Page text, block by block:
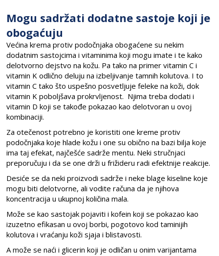
Mogu sadržati dodatne sastoje koji je
obogaćuju
Većina krema protiv podočnjaka obogaćene su nekim
dodatnim sastojcima i vitaminima koji mogu imate i te kako
delotvorno dejstvo na kožu. Pa tako na primer vitamin C i
vitamin K odlično deluju na izbeljivanje tamnih kolutova. I to
vitamin C tako što uspešno posvetljuje feleke na koži, dok
vitamin K poboljšava prokrvljenost. Njima treba dodati i
vitamin D koji se takođe pokazao kao delotvoran u ovoj
kombinaciji.
Za otečenost potrebno je koristiti one kreme protiv
podočnjaka koje hlade kožu i one su obično na bazi bilja koje
ima taj efekat, najčešće sadrže mentu. Neki stručnjaci
preporučuju i da se one drži u frižideru radi efektnije reakcije.
Desiće se da neki proizvodi sadrže i neke blage kiseline koje
mogu biti delotvorne, ali vodite računa da je njihova
koncentracija u ukupnoj količina mala.
Može se kao sastojak pojaviti i kofein koji se pokazao kao
izuzetno efikasan u ovoj borbi, pogotovo kod taminijih
kolutova i vraćanju koži sjaja i blistavosti.
A može se naći i glicerin koji je odličan u onim varijantama